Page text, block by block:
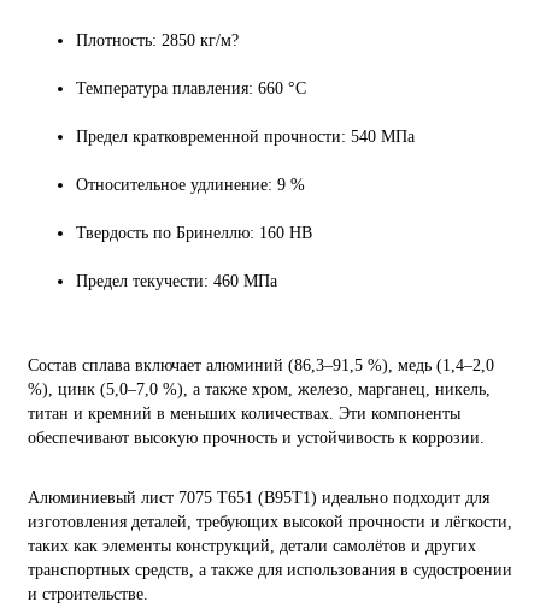
Плотность: 2850 кг/м?
Температура плавления: 660 °C
Предел кратковременной прочности: 540 МПа
Относительное удлинение: 9 %
Твердость по Бринеллю: 160 HB
Предел текучести: 460 МПа
Состав сплава включает алюминий (86,3–91,5 %), медь (1,4–2,0
%), цинк (5,0–7,0 %), а также хром, железо, марганец, никель,
титан и кремний в меньших количествах. Эти компоненты
обеспечивают высокую прочность и устойчивость к коррозии.
Алюминиевый лист 7075 Т651 (В95Т1) идеально подходит для
изготовления деталей, требующих высокой прочности и лёгкости,
таких как элементы конструкций, детали самолётов и других
транспортных средств, а также для использования в судостроении
и строительстве.